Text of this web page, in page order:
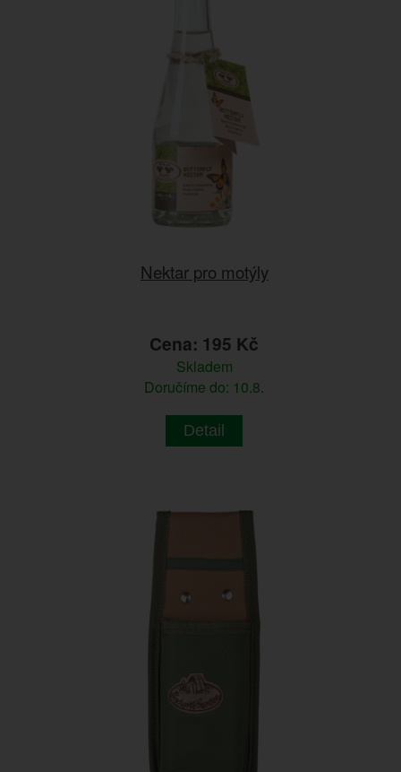
Nektar pro motýly
Cena: 195 Kč
Skladem
Doručíme do: 10.8.
Detail